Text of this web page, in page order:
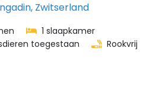
Zwitserland
1 slaapkamer
toegestaan Rookvrij